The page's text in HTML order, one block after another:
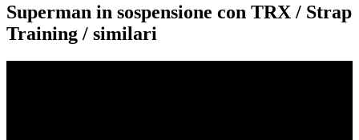
Superman in sospensione con TRX / Strap
Training / similari